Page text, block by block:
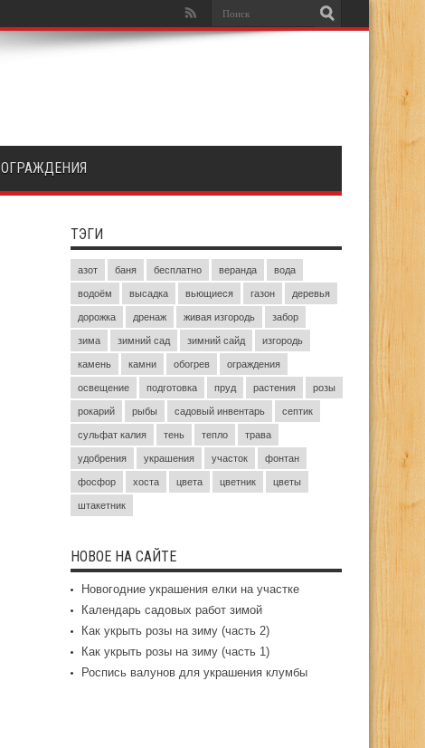
ОГРАЖДЕНИЯ
ТЭГИ
азот баня бесплатно веранда вода
водоём высадка вьющиеся газон деревья
дорожка дренаж живая изгородь забор
зима зимний сад зимний сайд изгородь
камень камни обогрев ограждения
освещение подготовка пруд растения розы
рокарий рыбы садовый инвентарь септик
сульфат калия тень тепло трава
удобрения украшения участок фонтан
фосфор хоста цвета цветник цветы
штакетник
НОВОЕ НА САЙТЕ
Новогодние украшения елки на участке
Календарь садовых работ зимой
Как укрыть розы на зиму (часть 2)
Как укрыть розы на зиму (часть 1)
Роспись валунов для украшения клумбы